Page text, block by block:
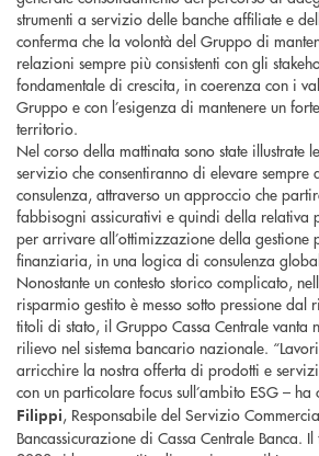
strumenti a servizio delle banche affiliate e
conferma che la volontà del Gruppo di
relazioni sempre più consistenti con gli
fondamentale di crescita, in coerenza con i
Gruppo e con l’esigenza di mantenere un
territorio.
Nel corso della mattinata sono state illustrate
servizio che consentiranno di elevare
consulenza, attraverso un approccio che
fabbisogni assicurativi e quindi della relativa
per arrivare all’ottimizzazione della gestione
finanziaria, in una logica di consulenza
Nonostante un contesto storico complicato,
risparmio gestito è messo sotto pressione dal
titoli di stato, il Gruppo Cassa Centrale vanta
rilievo nel sistema bancario nazionale.
arricchire la nostra offerta di prodotti e
con un particolare focus sull’ambito ESG – ha
Filippi, Responsabile del Servizio
Bancassicurazione di Cassa Centrale Banca.